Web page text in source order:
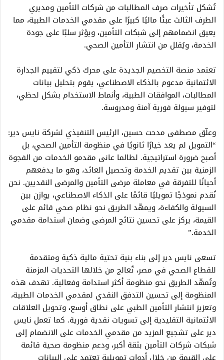
تُشكل تأخيرات صرف المطالبات من شركات التأمين ومديري
الطرف الثالث عبئًا ماليًا كبيرًا على مقدمي الخدمات الطبية، مما
يعيق انضمامهم إلى شبكات التأمين، ويؤثر سلبًا على جودة
الخدمة، ويُقلل من انتشار التأمين الصحي.
تعتمد منصة التخصيم الجديدة على محرك ذكي لتقييم الجدارة
الائتمانية مدعوم بالذكاء الاصطناعي، يقوم بتحليل بيانات
المطالبات، الموافقات الطبية، وأنماط الاستخدام بشكل لحظي،
لتوفير سيولة فورية آمنة ومدروسة.
وعلّق مصطفى مدحت حسين، الرئيس التنفيذي لشركة نايس دير:
“التمويل لم يعد خيارًا ثانويًا في منظومة التأمين الصحي، بل
أصبح ضرورة استراتيجية. لطالما عانى مقدمو الخدمات من الفجوة
الزمنية بين تقديم الخدمة وتحصيل العائد، وهو ما يدفعهم
أحيانًا للتفرقة في معاملة مرضى التأمين والمرضى النقديين. نحن
نُقدم نموذجًا تمويليًا قائمًا على الذكاء الاصطناعي، يوازن بين
السيولة والكفاءة، ويمهّد الطريق نحو نظام صحي قائم على
القيمة، يركز على تحسين نتائج المرضى وضمان استدامة مقدمي
الخدمة.”
تسعى نايس دير إلى بناء بنية تحتية مالية ذكية ومتقدمة
للقطاع الصحي في مصر، تُعالج من خلالها التحديات المزمنة
وتُمهّد الطريق نحو منظومة أكثر استدامة وفعالية. تهدف هذه
المنظومة إلى تحسين التدفق النقدي لمقدمي الخدمات الطبية،
وتعزيز انتشار التأمين الطبي على نطاق أوسع، وتحويل العلاقات
الائتمانية التقليدية إلى تسويات نقدية فورية. كما تعمل نايس
دير على تشجيع المزيد من مقدمي الخدمات على الانضمام إلى
شبكات شركات التأمين بثقة أكبر، ودعم منظومة صحية قائمة